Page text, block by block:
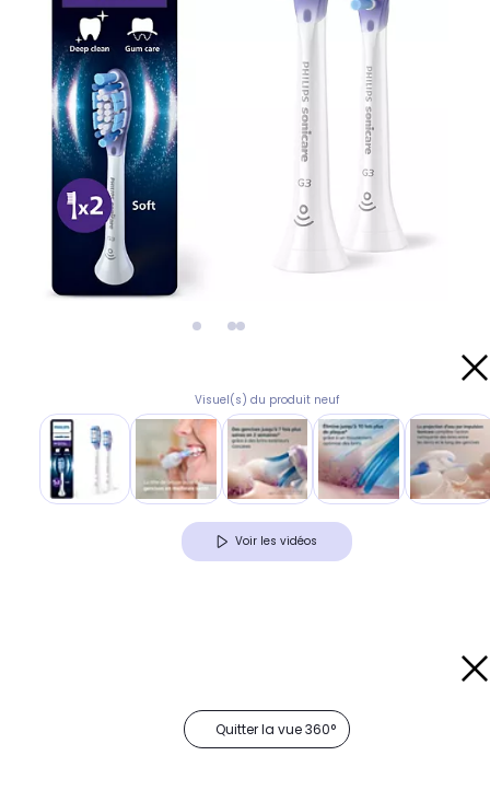
Visuel(s) du produit neuf
Voir les vidéos
Quitter la vue 360°